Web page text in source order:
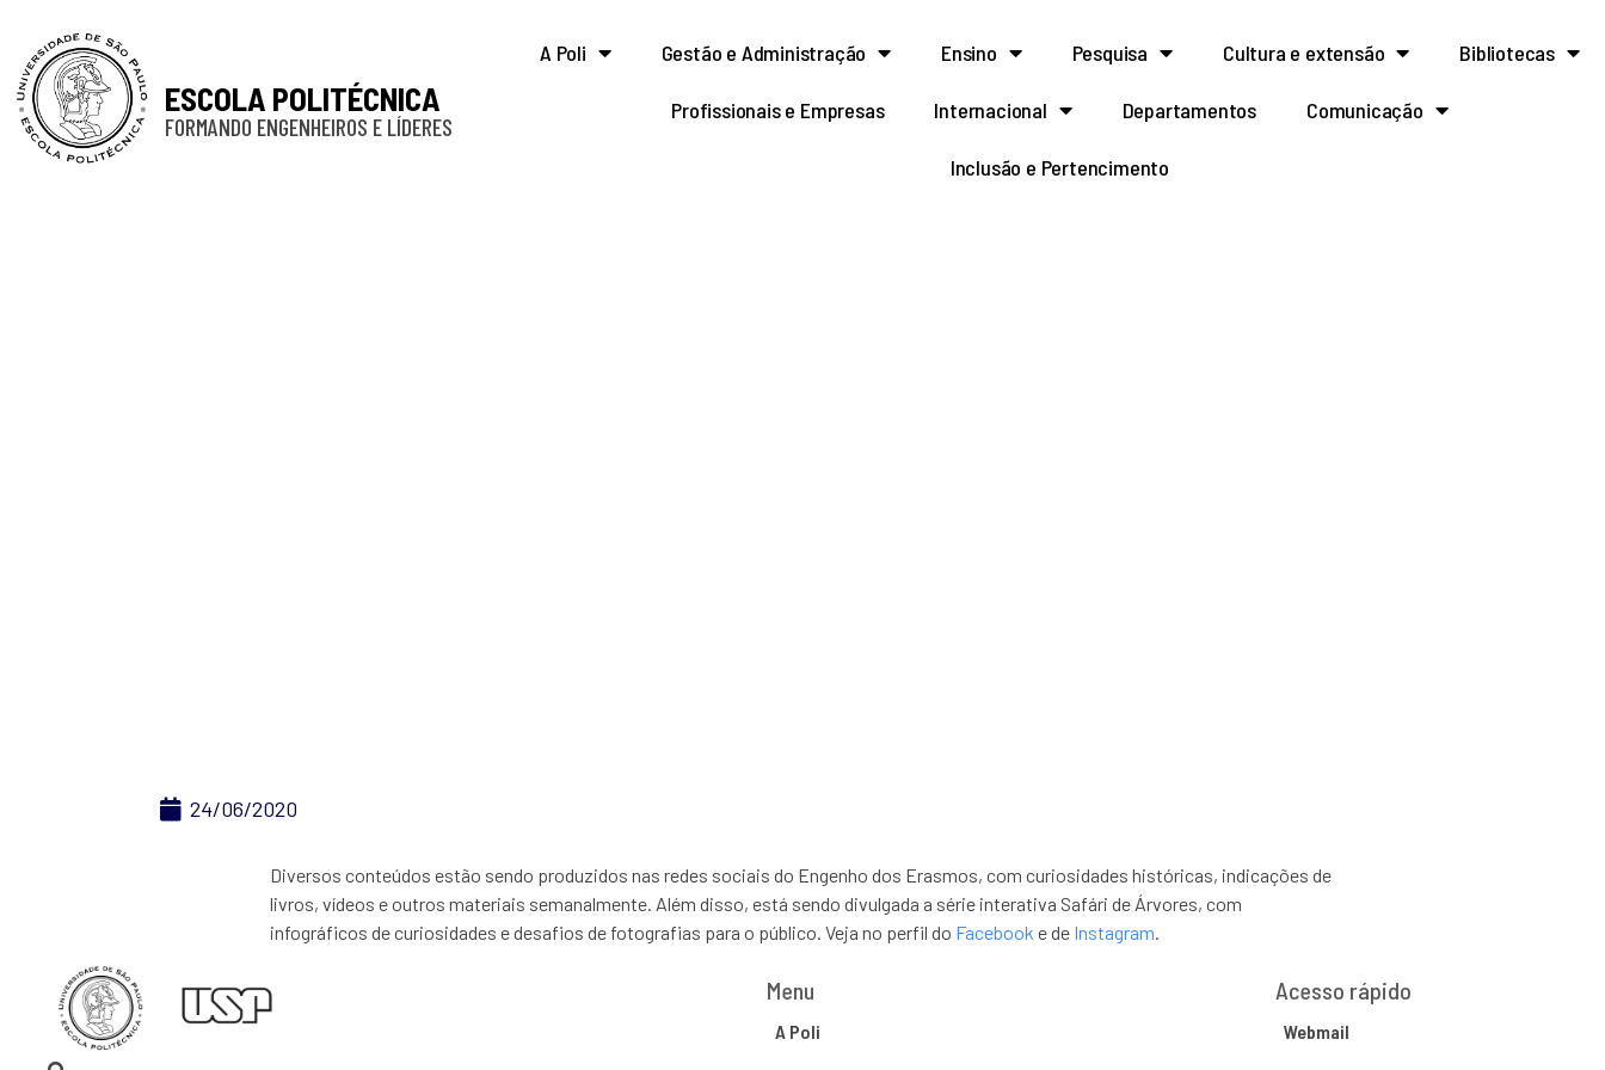
ESCOLA POLITÉCNICA
FORMANDO ENGENHEIROS E LÍDERES
A Poli Gestão e Administração Ensino Pesquisa Cultura e extensão Bibliotecas
Profissionais e Empresas Internacional Departamentos Comunicação
Inclusão e Pertencimento
24/06/2020
Diversos conteúdos estão sendo produzidos nas redes sociais do Engenho dos Erasmos, com curiosidades históricas, indicações de
livros, vídeos e outros materiais semanalmente. Além disso, está sendo divulgada a série interativa Safári de Árvores, com
infográficos de curiosidades e desafios de fotografias para o público. Veja no perfil do Facebook e de Instagram.
Menu
A Poli
Acesso rápido
Webmail